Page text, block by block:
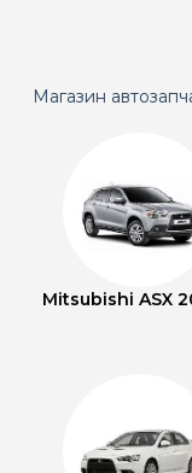
Магазин
Mitsubishi ASX